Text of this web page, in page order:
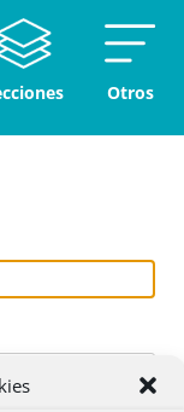
Otros